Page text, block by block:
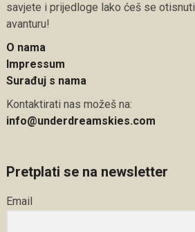
savjete i prijedloge lako ćeš se
avanturu!
O nama
Impressum
Surađuj s nama
Kontaktirati nas možeš na:
info@underdreamskies.com
Pretplati se na newsletter
Email